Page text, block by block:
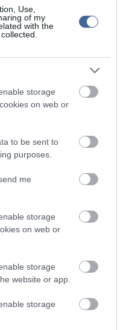
Use,
of my
with the
storage
on web or
to be sent to
purposes.
me
storage
on web or
storage
website or app.
storage
térségben egyedülálló
regionális együttműködési
annak sikerében. A tervek
között kerül átadásra az
új központ, amely helyet ad a
repülőteret
sem kíméli
nem ama.hunetwork nézeteit
publikációjával foglalkozik, a
az olvasók személyes véleményét